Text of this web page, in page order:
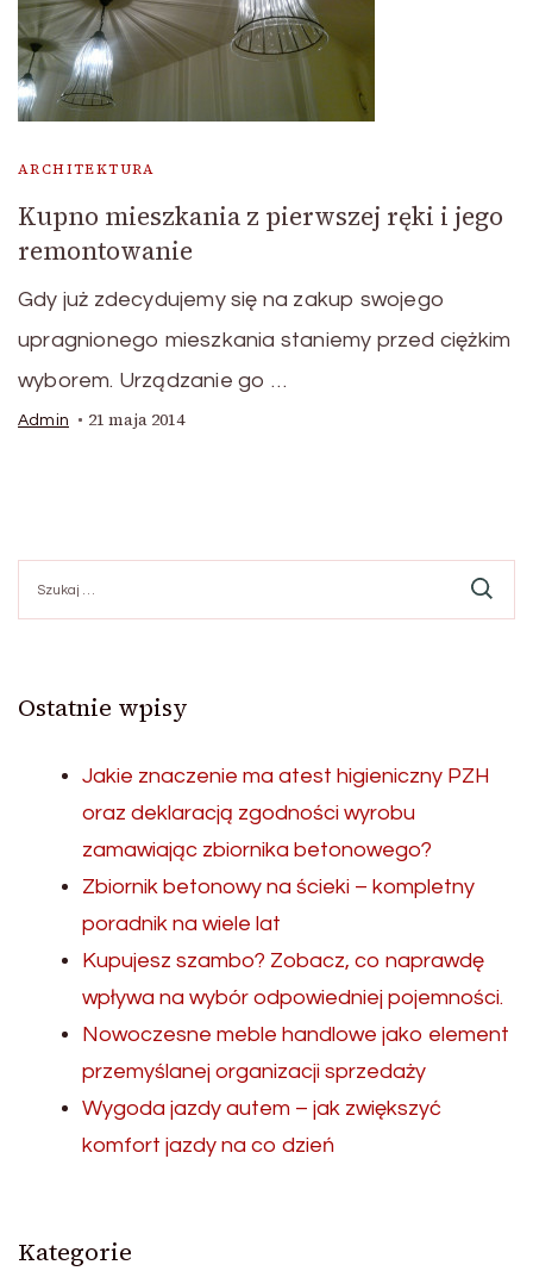
ARCHITEKTURA
Kupno mieszkania z pierwszej ręki i jego
remontowanie
Gdy już zdecydujemy się na zakup swojego
upragnionego mieszkania staniemy przed ciężkim
wyborem. Urządzanie go …
Admin 21 maja 2014
Ostatnie wpisy
Jakie znaczenie ma atest higieniczny PZH
oraz deklaracją zgodności wyrobu
zamawiając zbiornika betonowego?
Zbiornik betonowy na ścieki – kompletny
poradnik na wiele lat
Kupujesz szambo? Zobacz, co naprawdę
wpływa na wybór odpowiedniej pojemności.
Nowoczesne meble handlowe jako element
przemyślanej organizacji sprzedaży
Wygoda jazdy autem – jak zwiększyć
komfort jazdy na co dzień
Kategorie